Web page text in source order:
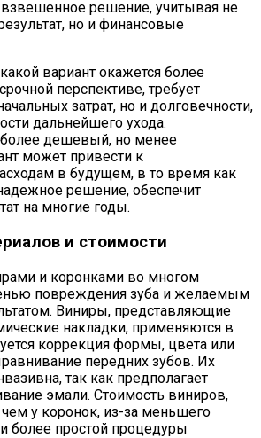
взвешенное решение, учитывая не
но и финансовые
вариант окажется более
перспективе, требует
затрат, но и долговечности,
дальнейшего ухода.
дешевый, но менее
может привести к
в будущем, в то время как
решение, обеспечит
на многие годы.
и стоимости
и коронками во многом
повреждения зуба и желаемым
Виниры, представляющие
накладки, применяются в
коррекция формы, цвета или
передних зубов. Их
так как предполагает
эмали. Стоимость виниров,
у коронок, из-за меньшего
более простой процедуры